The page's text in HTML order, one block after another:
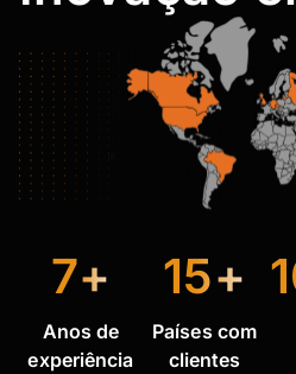
7+
Anos de
experiência
15+
Países com
clientes